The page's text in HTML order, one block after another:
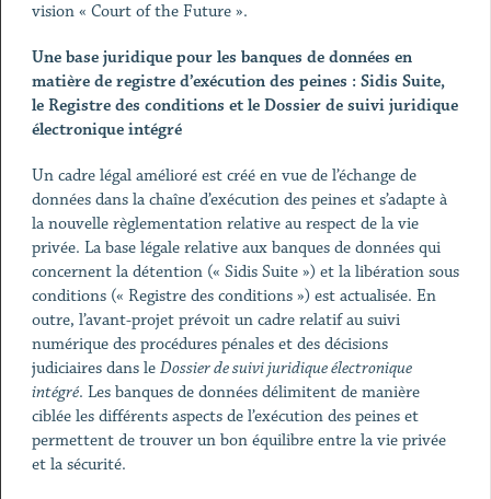
vision « Court of the Future ».
Une base juridique pour les banques de données en
matière de registre d’exécution des peines : Sidis Suite,
le Registre des conditions et le Dossier de suivi juridique
électronique intégré
Un cadre légal amélioré est créé en vue de l’échange de
données dans la chaîne d’exécution des peines et s’adapte à
la nouvelle règlementation relative au respect de la vie
privée. La base légale relative aux banques de données qui
concernent la détention (« Sidis Suite ») et la libération sous
conditions (« Registre des conditions ») est actualisée. En
outre, l’avant-projet prévoit un cadre relatif au suivi
numérique des procédures pénales et des décisions
judiciaires dans le Dossier de suivi juridique électronique
intégré. Les banques de données délimitent de manière
ciblée les différents aspects de l’exécution des peines et
permettent de trouver un bon équilibre entre la vie privée
et la sécurité.